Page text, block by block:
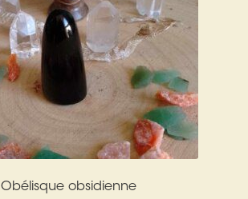
Obélisque obsidienne